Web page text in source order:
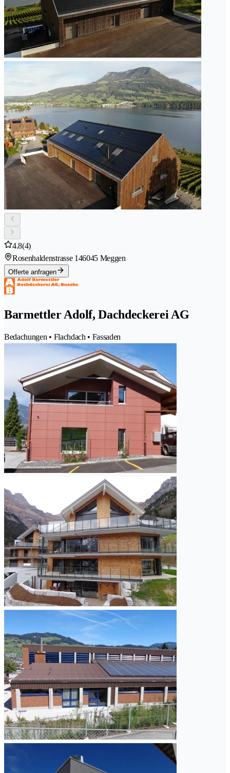
4.8(4)
Rosenhaldenstrasse 146045 Meggen
Offerte anfragen
Barmettler Adolf, Dachdeckerei AG
Bedachungen • Flachdach • Fassaden